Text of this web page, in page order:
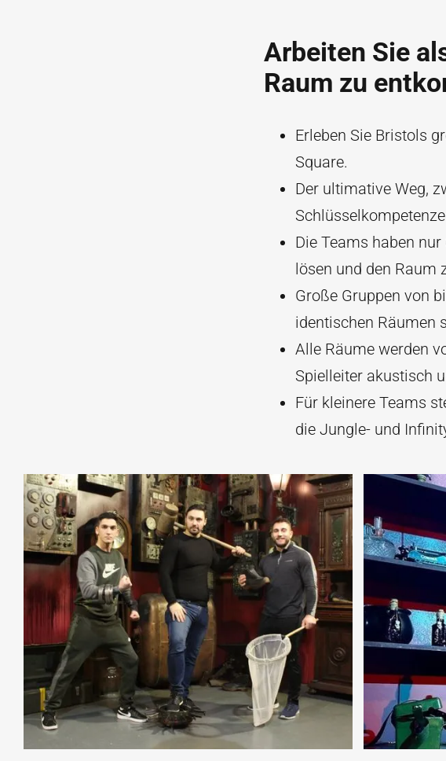
Arbeiten Sie
Raum zu
Erleben Sie Bristols
Square.
Der ultimative Weg,
Die Teams haben
lösen und den Raum
Große Gruppen von
identischen Räumen
Alle Räume werden
Spielleiter akustisch
Für kleinere Teams
die Jungle- und